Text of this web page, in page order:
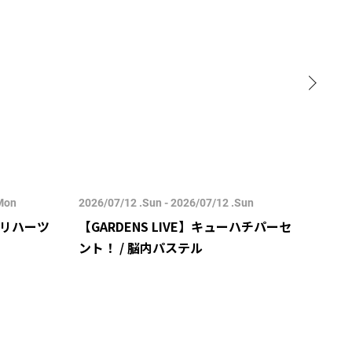
ハーツ
2026/07/12 .Sun - 2026/07/12 .Sun
【GARDENS LIVE】キューハチパーセ
ント！ / 脳内パステル